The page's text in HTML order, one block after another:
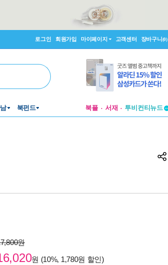
로그인 회원가입 마이페이지 고객센터 장바구니(0)
북펀드 북플 서재
창작플랫폼
원
원 (10%, 1,780원 할인)